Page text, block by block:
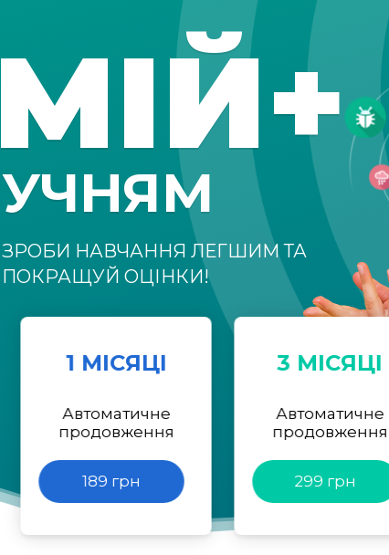
МІЙ+
УЧНЯМ
ЗРОБИ НАВЧАННЯ ЛЕГШИМ ТА
ПОКРАЩУЙ ОЦІНКИ!
1 МІСЯЦІ
Автоматичне
продовження
189 грн
3 МІСЯЦІ
Автоматичне
продовження
299 грн